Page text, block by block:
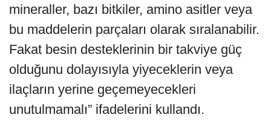
mineraller, bazı bitkiler, amino asitler veya
bu maddelerin parçaları olarak sıralanabilir.
Fakat besin desteklerinin bir takviye güç
olduğunu dolayısıyla yiyeceklerin veya
ilaçların yerine geçemeyecekleri
unutulmamalı” ifadelerini kullandı.